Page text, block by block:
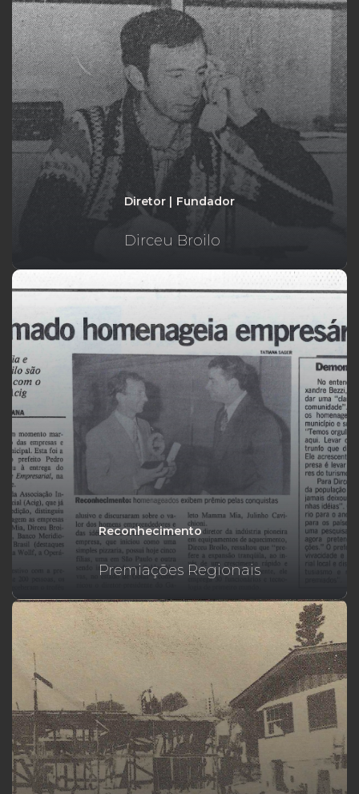
Diretor | Fundador
Dirceu Broilo
Reconhecimento
Premiações Regionais